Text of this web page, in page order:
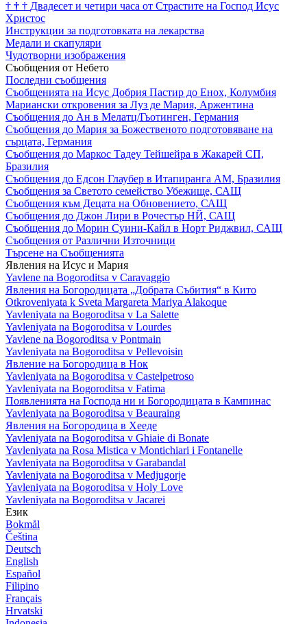
† † † Двадесет и четири часа от Страстите на Господ Исус
Христос
Инструкции за подготовката на лекарства
Медали и скапуляри
Чудотворни изображения
Съобщения от Небето
Последни съобщения
Съобщенията на Исус Добрия Пастир до Енох, Колумбия
Мариански откровения за Луз де Мария, Аржентина
Съобщения до Ан в Мелатц/Гьотинген, Германия
Съобщения до Мария за Божественото подготовяване на
сърцата, Германия
Съобщения до Маркос Тадеу Тейшейра в Жакарей СП,
Бразилия
Съобщения до Едсон Глаубер в Итапиранга АМ, Бразилия
Съобщения за Светото семейство Убежище, САЩ
Съобщения към Децата на Обновението, САЩ
Съобщения до Джон Лири в Рочестър НЙ, САЩ
Съобщения до Морин Суини-Кайл в Норт Риджвил, САЩ
Съобщения от Различни Източници
Търсене на Съобщенията
Явления на Исус и Мария
Yavlene na Bogoroditsa v Caravaggio
Явления на Богородицата „Добрата Събития“ в Кито
Otkroveniyata k Sveta Margareta Mariya Alakoque
Yavleniyata na Bogoroditsa v La Salette
Yavleniyata na Bogoroditsa v Lourdes
Yavlene na Bogoroditsa v Pontmain
Yavleniyata na Bogoroditsa v Pellevoisin
Явление на Богородица в Нок
Yavleniyata na Bogoroditsa v Castelpetroso
Yavleniyata na Bogoroditsa v Fatima
Появленията на Господа ни и Богородицата в Кампинас
Yavleniyata na Bogoroditsa v Beauraing
Явления на Богородица в Хееде
Yavleniyata na Bogoroditsa v Ghiaie di Bonate
Yavleniyata na Rosa Mistica v Montichiari i Fontanelle
Yavleniyata na Bogoroditsa v Garabandal
Yavleniyata na Bogoroditsa v Medjugorje
Yavleniyata na Bogoroditsa v Holy Love
Yavleniyata na Bogoroditsa v Jacarei
Език
Bokmål
Čeština
Deutsch
English
Español
Filipino
Français
Hrvatski